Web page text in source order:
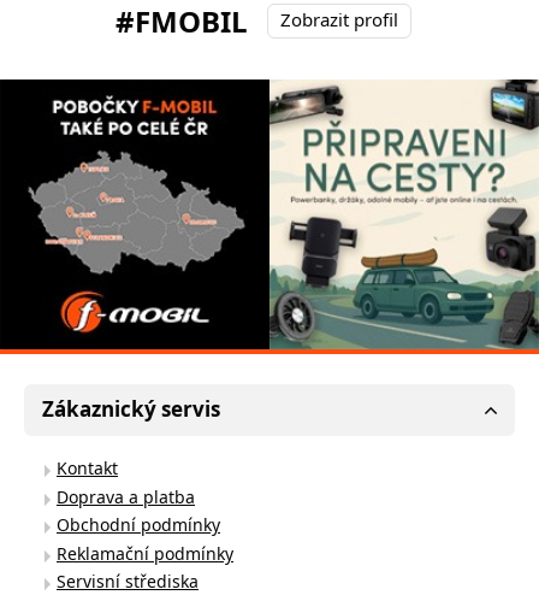
#FMOBIL
Zobrazit profil
Zákaznický servis
Kontakt
Doprava a platba
Obchodní podmínky
Reklamační podmínky
Servisní střediska